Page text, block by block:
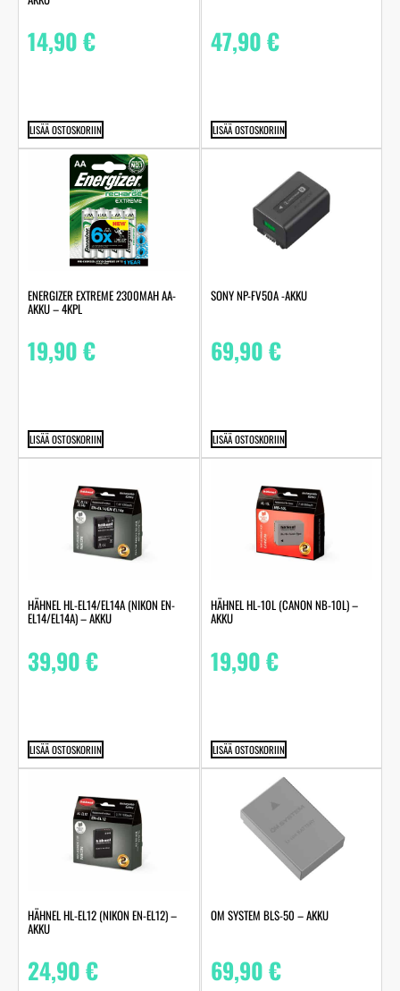
14,90€
LISÄÄ OSTOSKORIIN
47,90€
LISÄÄ OSTOSKORIIN
ENERGIZER EXTREME 2300MAH AA-
AKKU – 4KPL
19,90€
LISÄÄ OSTOSKORIIN
SONY NP-FV50A -AKKU
69,90€
LISÄÄ OSTOSKORIIN
HÄHNEL HL-EL14/EL14A (NIKON EN-
EL14/EL14A) – AKKU
39,90€
LISÄÄ OSTOSKORIIN
HÄHNEL HL-10L (CANON NB-10L) –
AKKU
19,90€
LISÄÄ OSTOSKORIIN
HÄHNEL HL-EL12 (NIKON EN-EL12) –
AKKU
24,90€
OM SYSTEM BLS-50 – AKKU
69,90€